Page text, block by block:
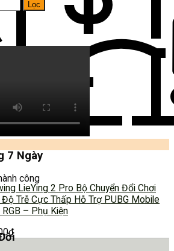
7 Ngày
công
Lọc
LieYing 2 Pro Bộ Chuyển Đổi Chơi
Trễ Cực Thấp Hỗ Trợ PUBG Mobile
– Phụ Kiện
₫